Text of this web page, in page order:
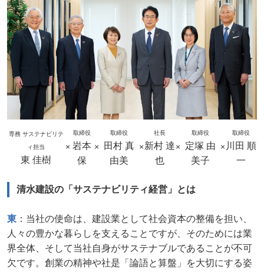
専務 サステナビリテ
ィ担当
東 佳樹
×
取締役
岩本
保
×
取締役
田村 真
由美
×
社長
新村 達
也
×
取締役
定塚 由
美子
×
取締役
川田 順
一
清水建設の「サステナビリティ経営」とは
東 ：当社の使命は、建設業として社会資本の整備を担い、
人々の豊かな暮らしを支えることですが、そのためには業
界全体、そして当社自身がサステナブルであることが不可
欠です。創業の精神や社是「論語と算盤」を大切にする姿